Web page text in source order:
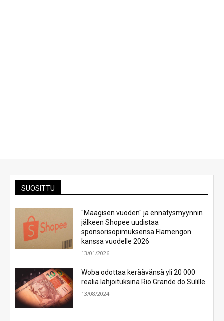
SUOSITTU
"Maagisen vuoden" ja ennätysmyynnin
jälkeen Shopee uudistaa
sponsorisopimuksensa Flamengon
kanssa vuodelle 2026
13/01/2026
Woba odottaa keräävänsä yli 20 000
realia lahjoituksina Rio Grande do Sulille
13/08/2024